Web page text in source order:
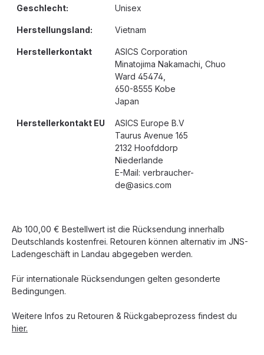
Geschlecht: Unisex
Herstellungsland: Vietnam
Herstellerkontakt
ASICS Corporation
Minatojima Nakamachi, Chuo
Ward 45474,
650-8555 Kobe
Japan
Herstellerkontakt EU
ASICS Europe B.V
Taurus Avenue 165
2132 Hoofddorp
Niederlande
E-Mail: verbraucher-
de@asics.com
Ab 100,00 € Bestellwert ist die Rücksendung innerhalb
Deutschlands kostenfrei. Retouren können alternativ im JNS-
Ladengeschäft in Landau abgegeben werden.
Für internationale Rücksendungen gelten gesonderte
Bedingungen.
Weitere Infos zu Retouren & Rückgabeprozess findest du
hier.